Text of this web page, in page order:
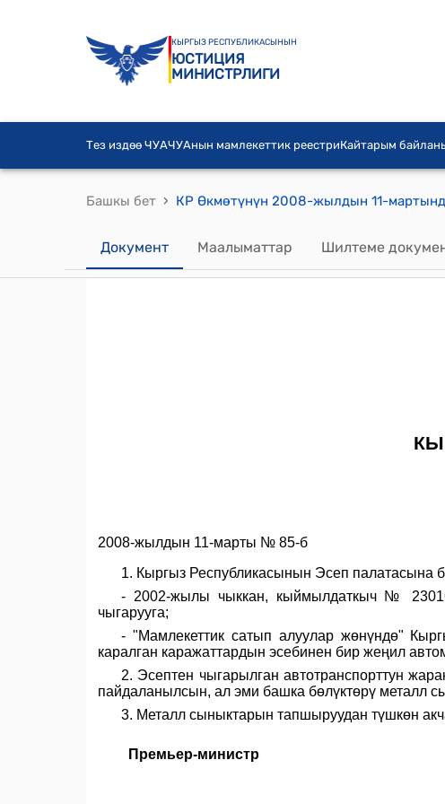
КЫРГЫЗ РЕСПУБЛИКАСЫНЫН
ЮСТИЦИЯ
МИНИСТРЛИГИ
Тез издөө ЧУАЧУАнын мамлекеттик реестриКайтарым
Башкы бет ›
Документ Маалыматтар Шилтеме